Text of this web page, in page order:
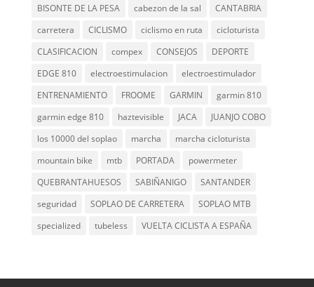
BISONTE DE LA PESA
cabezon de la sal
CANTABRIA
carretera
CICLISMO ciclismo en ruta
cicloturista
CLASIFICACION
compex CONSEJOS
DEPORTE
EDGE 810
electroestimulacion
electroestimulador
ENTRENAMIENTO
FROOME GARMIN
garmin 810
garmin edge 810
haztevisible JACA
JUANJO COBO
los 10000 del soplao
marcha
marcha cicloturista
mountain bike
mtb PORTADA
powermeter
QUEBRANTAHUESOS
SABIÑANIGO
SANTANDER
seguridad
SOPLAO DE CARRETERA
SOPLAO MTB
specialized
tubeless VUELTA CICLISTA A ESPAÑA